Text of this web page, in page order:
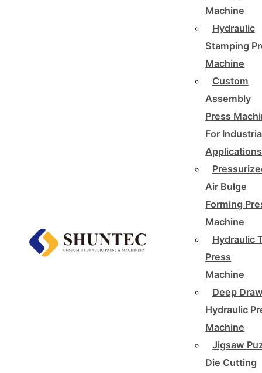
Machine
Hydraulic
Stamping
Machine
Custom
Assembly
Press
For
Applications
Air Bulge
Forming
Machine
Hydraulic
Press
Machine
Deep
Hydraulic
Machine
Jigsaw
Die Cutting